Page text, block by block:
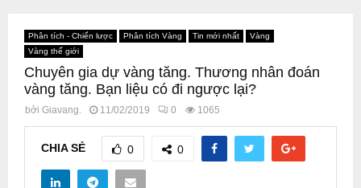
Phân tích - Chiến lược Phân tích Vàng Tin mới nhất
Vàng
Vàng thế giới
Chuyên gia dự vàng tăng. Thương nhân đoán
vàng tăng. Bạn liệu có đi ngược lại?
bởi Giavang. 11/02/2019 0 1065
CHIA SẺ 0 0